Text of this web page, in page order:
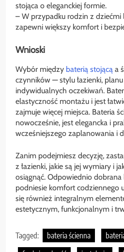
stojąca o eleganckiej formie.
– W przypadku rodzin z dziećmi
zapewni większy komfort i
Wnioski
Wybór między baterią stojącą a
czynników — stylu łazienki,
indywidualnych oczekiwań.
elastyczność montażu i jest
zajmuje więcej miejsca. Bateria
nowocześnie, jest elegancka i
wcześniejszego zaplanowania i
Zanim podejmiesz decyzję,
z łazienki, jakie są jej wymiary i
osiągnąć. Odpowiednio
podniesie komfort codziennego
się również integralnym
estetycznym, funkcjonalnym i
Tagged: bateria ścienna